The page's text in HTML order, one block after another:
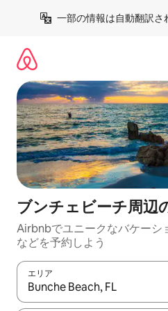
一部の情報は自動翻訳さ
ブンチェビーチ⁠周⁠辺⁠
Airbnbでユニークなバ⁠ケ⁠ー⁠シ⁠
な⁠ど⁠を予⁠約⁠し⁠よ⁠う
エリア
検索結果が表示されたら、上